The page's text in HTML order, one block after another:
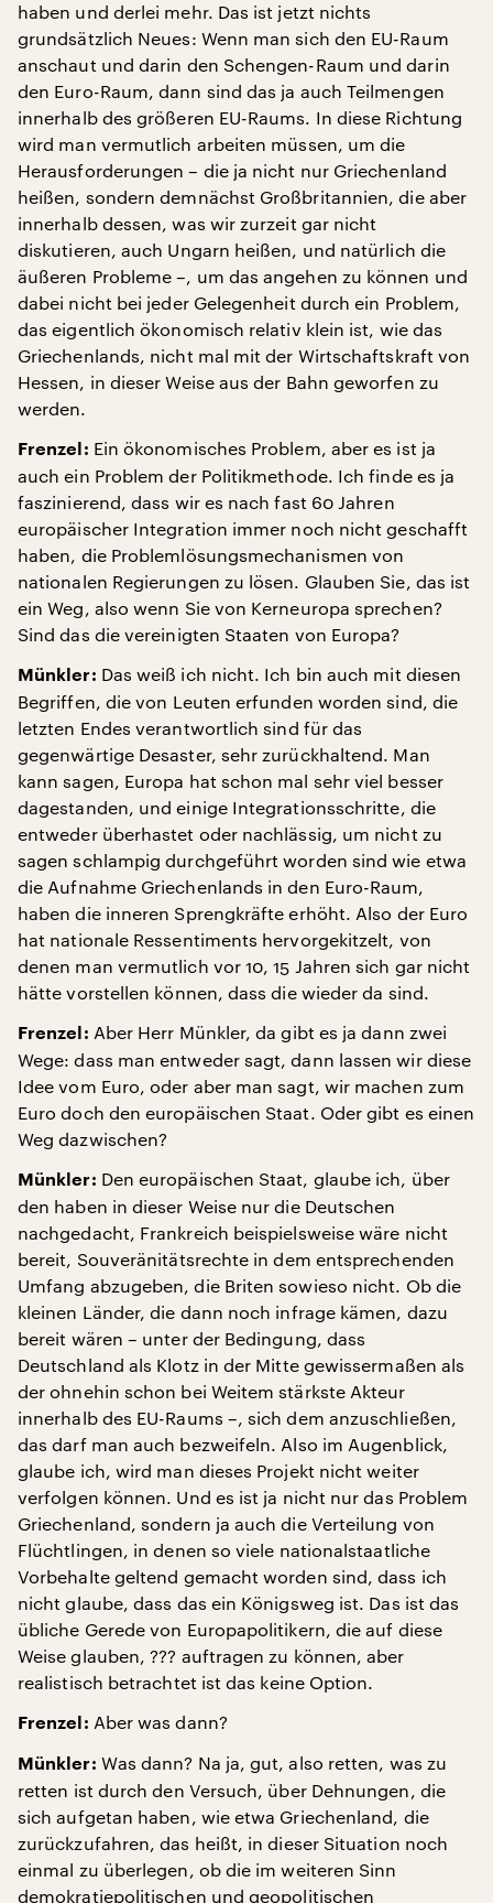
haben und derlei mehr. Das ist jetzt nichts
grundsätzlich Neues: Wenn man sich den EU-Raum
anschaut und darin den Schengen-Raum und darin
den Euro-Raum, dann sind das ja auch Teilmengen
innerhalb des größeren EU-Raums. In diese Richtung
wird man vermutlich arbeiten müssen, um die
Herausforderungen – die ja nicht nur Griechenland
heißen, sondern demnächst Großbritannien, die aber
innerhalb dessen, was wir zurzeit gar nicht
diskutieren, auch Ungarn heißen, und natürlich die
äußeren Probleme –, um das angehen zu können und
dabei nicht bei jeder Gelegenheit durch ein Problem,
das eigentlich ökonomisch relativ klein ist, wie das
Griechenlands, nicht mal mit der Wirtschaftskraft von
Hessen, in dieser Weise aus der Bahn geworfen zu
werden.
Frenzel: Ein ökonomisches Problem, aber es ist ja
auch ein Problem der Politikmethode. Ich finde es ja
faszinierend, dass wir es nach fast 60 Jahren
europäischer Integration immer noch nicht geschafft
haben, die Problemlösungsmechanismen von
nationalen Regierungen zu lösen. Glauben Sie, das ist
ein Weg, also wenn Sie von Kerneuropa sprechen?
Sind das die vereinigten Staaten von Europa?
Münkler: Das weiß ich nicht. Ich bin auch mit diesen
Begriffen, die von Leuten erfunden worden sind, die
letzten Endes verantwortlich sind für das
gegenwärtige Desaster, sehr zurückhaltend. Man
kann sagen, Europa hat schon mal sehr viel besser
dagestanden, und einige Integrationsschritte, die
entweder überhastet oder nachlässig, um nicht zu
sagen schlampig durchgeführt worden sind wie etwa
die Aufnahme Griechenlands in den Euro-Raum,
haben die inneren Sprengkräfte erhöht. Also der Euro
hat nationale Ressentiments hervorgekitzelt, von
denen man vermutlich vor 10, 15 Jahren sich gar nicht
hätte vorstellen können, dass die wieder da sind.
Frenzel: Aber Herr Münkler, da gibt es ja dann zwei
Wege: dass man entweder sagt, dann lassen wir diese
Idee vom Euro, oder aber man sagt, wir machen zum
Euro doch den europäischen Staat. Oder gibt es einen
Weg dazwischen?
Münkler: Den europäischen Staat, glaube ich, über
den haben in dieser Weise nur die Deutschen
nachgedacht, Frankreich beispielsweise wäre nicht
bereit, Souveränitätsrechte in dem entsprechenden
Umfang abzugeben, die Briten sowieso nicht. Ob die
kleinen Länder, die dann noch infrage kämen, dazu
bereit wären – unter der Bedingung, dass
Deutschland als Klotz in der Mitte gewissermaßen als
der ohnehin schon bei Weitem stärkste Akteur
innerhalb des EU-Raums –, sich dem anzuschließen,
das darf man auch bezweifeln. Also im Augenblick,
glaube ich, wird man dieses Projekt nicht weiter
verfolgen können. Und es ist ja nicht nur das Problem
Griechenland, sondern ja auch die Verteilung von
Flüchtlingen, in denen so viele nationalstaatliche
Vorbehalte geltend gemacht worden sind, dass ich
nicht glaube, dass das ein Königsweg ist. Das ist das
übliche Gerede von Europapolitikern, die auf diese
Weise glauben, ??? auftragen zu können, aber
realistisch betrachtet ist das keine Option.
Frenzel: Aber was dann?
Münkler: Was dann? Na ja, gut, also retten, was zu
retten ist durch den Versuch, über Dehnungen, die
sich aufgetan haben, wie etwa Griechenland, die
zurückzufahren, das heißt, in dieser Situation noch
einmal zu überlegen, ob die im weiteren Sinn
demokratiepolitischen und geopolitischen